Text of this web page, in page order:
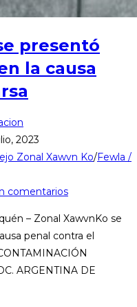
presentó
la causa
2023
Zonal Xawvn Ko/Fewla /
comentarios
– Zonal XawvnKo se
penal contra el
ARGENTINA DE